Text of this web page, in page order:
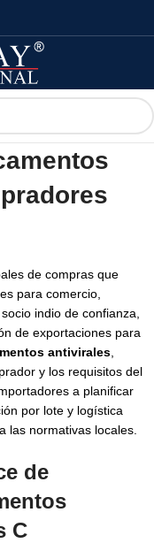
de compras que
para comercio,
indio de confianza,
de exportaciones para
antivirales
y los requisitos del
a planificar
por lote y logística
las normativas locales.
de
C